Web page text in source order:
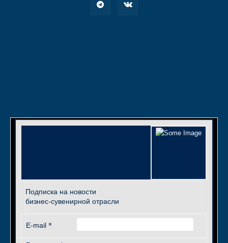
Подписка на новости
бизнес-сувенирной отрасли
E-mail *